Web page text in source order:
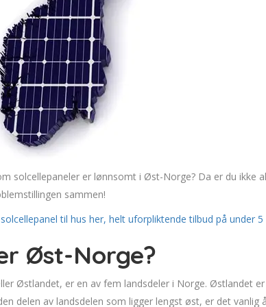
solcellepaneler er lønnsomt i Øst-Norge? Da er du ikke
sammen!
til hus her, helt uforpliktende tilbud på under
Øst-Norge?
Østlandet, er en av fem landsdeler i Norge. Østlandet
delen av landsdelen som ligger lengst øst, er det